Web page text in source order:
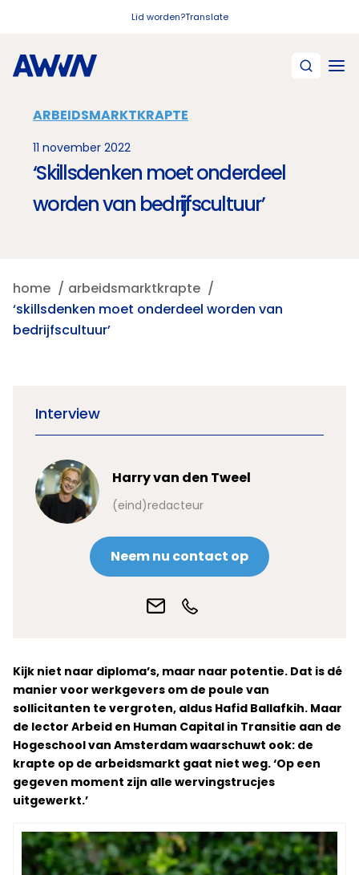
Lid worden?Translate
ARBEIDSMARKTKRAPTE
11 november 2022
‘Skillsdenken moet onderdeel
worden van bedrijfscultuur’
home
arbeidsmarktkrapte
‘skillsdenken moet onderdeel worden van
bedrijfscultuur’
Interview
Harry van den Tweel
(eind)redacteur
Neem nu contact op
Kijk niet naar diploma’s, maar naar potentie. Dat is dé
manier voor werkgevers om de poule van
sollicitanten te vergroten, aldus Hafid Ballafkih. Maar
de lector Arbeid en Human Capital in Transitie aan de
Hogeschool van Amsterdam waarschuwt ook: de
krapte op de arbeidsmarkt gaat niet weg. ‘Op een
gegeven moment zijn alle wervingstrucjes
uitgewerkt.’